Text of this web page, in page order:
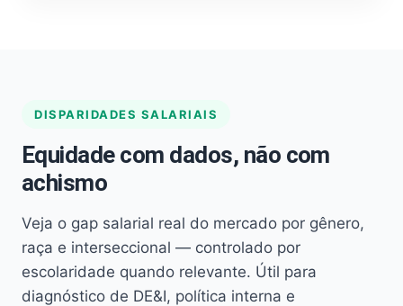
DISPARIDADES SALARIAIS
Equidade com dados, não com
achismo
Veja o gap salarial real do mercado por gênero,
raça e interseccional — controlado por
escolaridade quando relevante. Útil para
diagnóstico de DE&I, política interna e